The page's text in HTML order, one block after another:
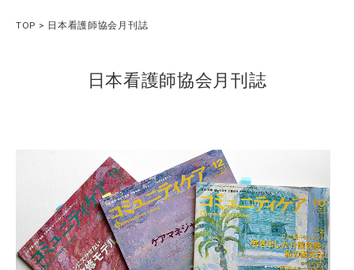
TOP 日本看護師協会月刊誌
日本看護師協会月刊誌